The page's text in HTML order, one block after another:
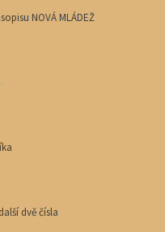
NOVÁ MLÁDEŽ
dvě čísla